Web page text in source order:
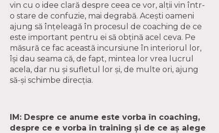
vin cu o idee clară despre ceea ce vor, alții vin într-
o stare de confuzie, mai degrabă. Acești oameni
ajung să înțeleagă în procesul de coaching de ce
este important pentru ei să obțină acel ceva. Pe
măsură ce fac această incursiune în interiorul lor,
își dau seama că, de fapt, mintea lor vrea lucrul
acela, dar nu și sufletul lor și, de multe ori, ajung
să-și schimbe direcția.
IM: Despre ce anume este vorba în coaching,
despre ce e vorba în training și de ce aș alege